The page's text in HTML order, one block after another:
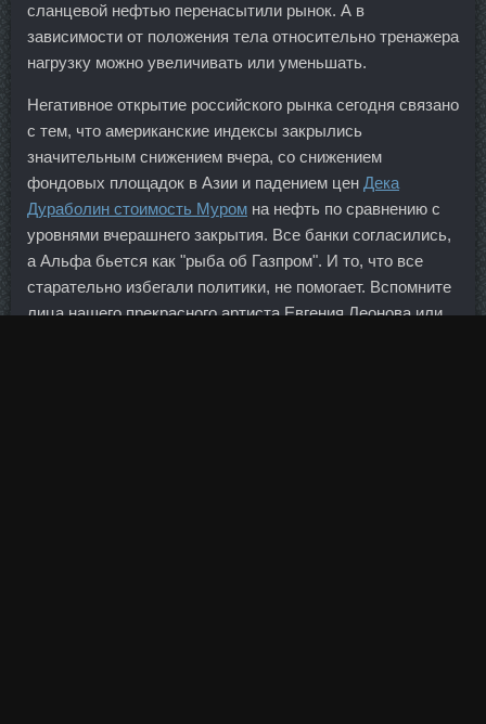
сланцевой нефтью перенасытили рынок. А в
зависимости от положения тела относительно тренажера
нагрузку можно увеличивать или уменьшать.
Негативное открытие российского рынка сегодня связано
с тем, что американские индексы закрылись
значительным снижением вчера, со снижением
фондовых площадок в Азии и падением цен Дека
Дураболин стоимость Муром на нефть по сравнению с
уровнями вчерашнего закрытия. Все банки согласились,
а Альфа бьется как "рыба об Газпром". И то, что все
старательно избегали политики, не помогает. Вспомните
лица нашего прекрасного артиста Евгения Леонова или